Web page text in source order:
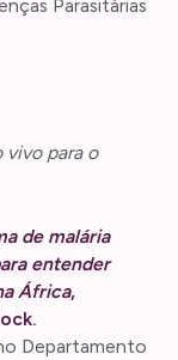
Parasitárias
vivo para o
de malária
entender
África,
Departamento